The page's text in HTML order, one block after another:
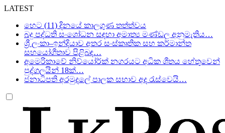
LATEST
හෙට (11) දිනයේ කාලගුණ තත්ත්වය
බදු පද්ධති සංශෝධන සඳහා අමාත්‍ය මණ්ඩල අනුමැතිය…
ශ්‍රී ලංකා–ඉන්දියාව අතර සංස්කෘතික සහ කර්මාන්ත
සහයෝගීතාව පිළිබඳ…
අමෙරිකාවේ නිව්යෝර්ක් නගරයට අධික ශීතය හේතුවෙන්
පුද්ගලයින් 18ක්…
ජනාධිපති අරමුදලේ පාලක සභාව අද රැස්වෙයි…